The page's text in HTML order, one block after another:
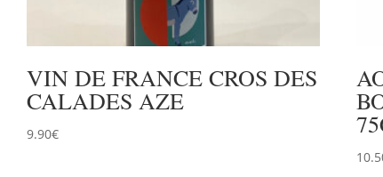
VIN DE FRANCE CROS DES
CALADES AZE
9.90€